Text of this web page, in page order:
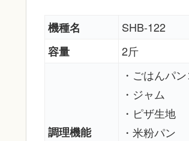
機種名
SHB-122
容量
2斤
調理機能
・ごはんパ
・ジャム
・ピザ生地
・米粉パン